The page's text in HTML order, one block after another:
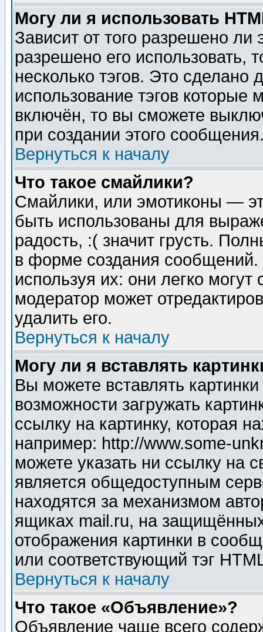
Могу ли я использовать
Зависит от того разрешено
разрешено его использовать,
несколько тэгов. Это сделано
использование тэгов
включён, то вы сможете
при создании этого
Вернуться к началу
Что такое смайлики?
Смайлики, или эмотиконы —
быть использованы для
радость, :( значит грусть.
в форме создания сообщений.
используя их: они легко
модератор может
удалить его.
Вернуться к началу
Могу ли я вставлять
Вы можете вставлять
возможности загружать
ссылку на картинку, которая
например: http://www.some-
можете указать ни ссылку на
является общедоступным
находятся за механизмом
ящиках mail.ru, на
отображения картинки в
или соответствующий тэг
Вернуться к началу
Что такое «Объявление»?
Объявление чаще всего